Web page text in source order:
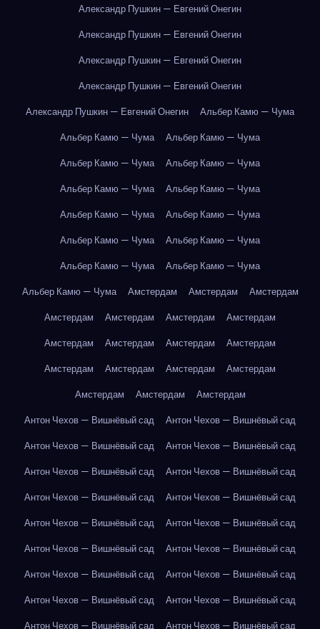
Александр Пушкин — Евгений Онегин
Александр Пушкин — Евгений Онегин
Александр Пушкин — Евгений Онегин
Александр Пушкин — Евгений Онегин
Александр Пушкин — Евгений Онегин
Альбер Камю — Чума
Альбер Камю — Чума
Альбер Камю — Чума
Альбер Камю — Чума
Альбер Камю — Чума
Альбер Камю — Чума
Альбер Камю — Чума
Альбер Камю — Чума
Альбер Камю — Чума
Альбер Камю — Чума
Альбер Камю — Чума
Альбер Камю — Чума
Альбер Камю — Чума
Альбер Камю — Чума
Амстердам Амстердам
Амстердам
Амстердам
Амстердам Амстердам
Амстердам
Амстердам
Амстердам Амстердам
Амстердам
Амстердам
Амстердам Амстердам
Амстердам
Амстердам
Амстердам
Амстердам
Антон Чехов — Вишнёвый сад
Антон Чехов — Вишнёвый сад
Антон Чехов — Вишнёвый сад
Антон Чехов — Вишнёвый сад
Антон Чехов — Вишнёвый сад
Антон Чехов — Вишнёвый сад
Антон Чехов — Вишнёвый сад
Антон Чехов — Вишнёвый сад
Антон Чехов — Вишнёвый сад
Антон Чехов — Вишнёвый сад
Антон Чехов — Вишнёвый сад
Антон Чехов — Вишнёвый сад
Антон Чехов — Вишнёвый сад
Антон Чехов — Вишнёвый сад
Антон Чехов — Вишнёвый сад
Антон Чехов — Вишнёвый сад
Антон Чехов — Вишнёвый сад
Антон Чехов — Вишнёвый сад